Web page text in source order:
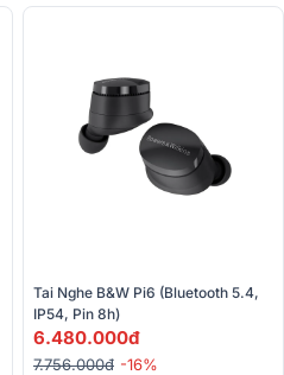
Tai Nghe B&W Pi6 (Bluetooth 5.4,
IP54, Pin 8h)
6.480.000đ
7.756.000đ -16%